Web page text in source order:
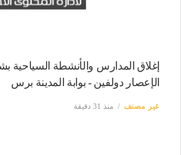
إغلاق المدارس والأنشطة السياحية
الإعصار دولفين - بوابة المدينة برس
غير مصنف منذ 31 دقيقة